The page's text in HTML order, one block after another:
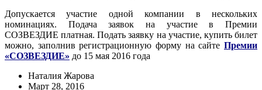
Допускается участие одной компании в нескольких
номинациях. Подача заявок на участие в Премии
СОЗВЕЗДИЕ платная. Подать заявку на участие, купить билет
можно, заполнив регистрационную форму на сайте Премии
«СОЗВЕЗДИЕ» до 15 мая 2016 года
Наталия Жарова
Март 28, 2016